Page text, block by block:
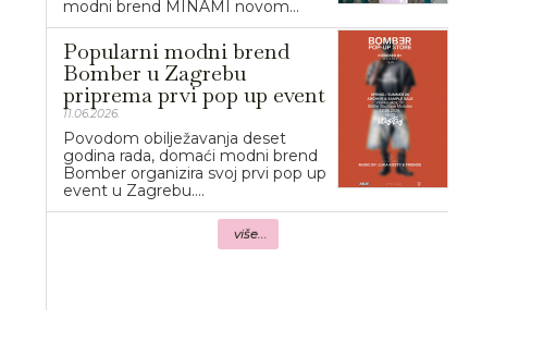
modni brend MINAMI novom...
Popularni modni brend
Bomber u Zagrebu
priprema prvi pop up event
11.06.2026.
Povodom obilježavanja deset
godina rada, domaći modni brend
Bomber organizira svoj prvi pop up
event u Zagrebu....
više...